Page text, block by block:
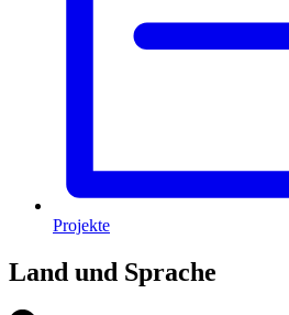
Projekte
Land und Sprache